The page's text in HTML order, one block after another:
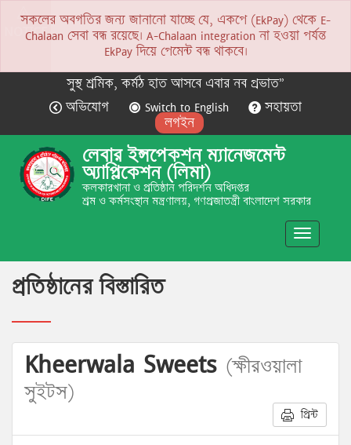
NOTICE
সকলের অবগতির জন্য জানানো যাচ্ছে যে, একপে (EkPay) থেকে E-
Chalaan সেবা বন্ধ রয়েছে। A-Chalaan integration না হওয়া পর্যন্ত
EkPay দিয়ে পেমেন্ট বন্ধ থাকবে।
সুস্থ শ্রমিক, কর্মঠ হাত আসবে এবার নব প্রভাত”
অভিযোগ
Switch to English
সহায়তা
লগইন
লেবার ইন্সপেকশন ম্যানেজমেন্ট
অ্যাপ্লিকেশন (লিমা)
কলকারখানা ও প্রতিষ্ঠান পরিদর্শন অধিদপ্তর
শ্রম ও কর্মসংস্থান মন্ত্রণালয়, গণপ্রজাতন্ত্রী বাংলাদেশ সরকার
Toggle
প্রতিষ্ঠানের বিস্তারিত
Kheerwala Sweets (ক্ষীরওয়ালা
সুইটস)
প্রিন্ট